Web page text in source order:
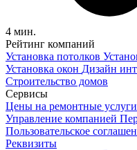
4 мин.
Рейтинг компаний
Установка потолков
Установка окон Дизайн
Строительство домов
Сервисы
Цены на ремонтные услуги
Управление компанией
Пользовательское
Реквизиты